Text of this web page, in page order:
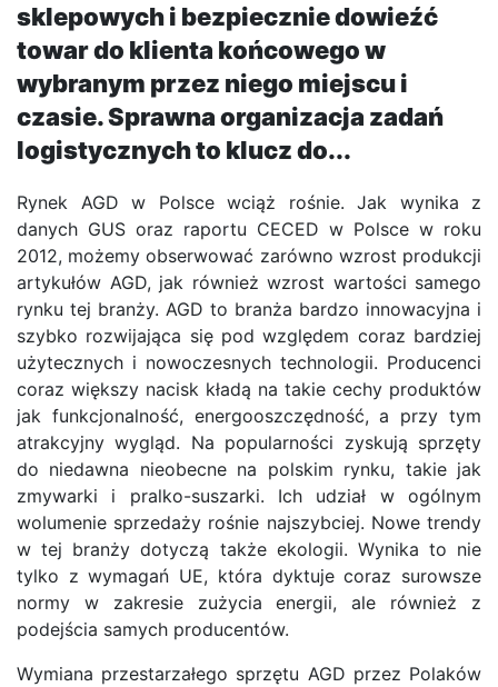
sklepowych i bezpiecznie dowieźć
towar do klienta końcowego w
wybranym przez niego miejscu i
czasie. Sprawna organizacja zadań
logistycznych to klucz do...
Rynek AGD w Polsce wciąż rośnie. Jak wynika z
danych GUS oraz raportu CECED w Polsce w roku
2012, możemy obserwować zarówno wzrost produkcji
artykułów AGD, jak również wzrost wartości samego
rynku tej branży. AGD to branża bardzo innowacyjna i
szybko rozwijająca się pod względem coraz bardziej
użytecznych i nowoczesnych technologii. Producenci
coraz większy nacisk kładą na takie cechy produktów
jak funkcjonalność, energooszczędność, a przy tym
atrakcyjny wygląd. Na popularności zyskują sprzęty
do niedawna nieobecne na polskim rynku, takie jak
zmywarki i pralko-suszarki. Ich udział w ogólnym
wolumenie sprzedaży rośnie najszybciej. Nowe trendy
w tej branży dotyczą także ekologii. Wynika to nie
tylko z wymagań UE, która dyktuje coraz surowsze
normy w zakresie zużycia energii, ale również z
podejścia samych producentów.
Wymiana przestarzałego sprzętu AGD przez Polaków